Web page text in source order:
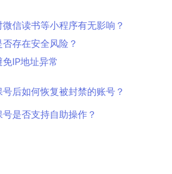
信读书等小程序有无影响？
存在安全风险？
IP地址异常
后如何恢复被封禁的账号？
是否支持自助操作？